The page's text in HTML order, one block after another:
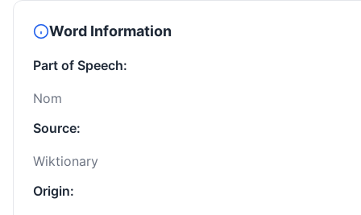
Word Information
Part of Speech:
Nom
Source:
Wiktionary
Origin: